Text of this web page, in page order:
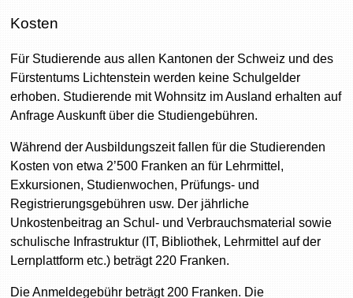
Kosten
Für Studierende aus allen Kantonen der Schweiz und des
Fürstentums Lichtenstein werden keine Schulgelder
erhoben. Studierende mit Wohnsitz im Ausland erhalten auf
Anfrage Auskunft über die Studiengebühren.
Während der Ausbildungszeit fallen für die Studierenden
Kosten von etwa 2’500 Franken an für Lehrmittel,
Exkursionen, Studienwochen, Prüfungs- und
Registrierungsgebühren usw. Der jährliche
Unkostenbeitrag an Schul- und Verbrauchsmaterial sowie
schulische Infrastruktur (IT, Bibliothek, Lehrmittel auf der
Lernplattform etc.) beträgt 220 Franken.
Die Anmeldegebühr beträgt 200 Franken. Die